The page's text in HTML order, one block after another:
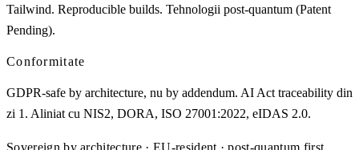
Tailwind. Reproducible builds. Tehnologii post-quantum (Patent
Pending).
Conformitate
GDPR-safe by architecture, nu by addendum. AI Act traceability din
zi 1. Aliniat cu NIS2, DORA, ISO 27001:2022, eIDAS 2.0.
Sovereign by architecture · EU-resident · post-quantum first.